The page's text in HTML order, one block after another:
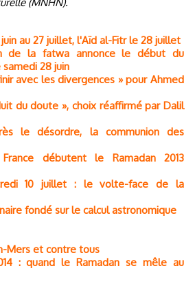
juin au 27 juillet, l'Aïd al-Fitr le 28 juillet
de la fatwa annonce le début du
samedi 28 juin
avec les divergences » pour Ahmed
du doute », choix réaffirmé par Dalil
le désordre, la communion des
débutent le Ramadan 2013
10 juillet : le volte-face de la
fondé sur le calcul astronomique
Mers et contre tous
: quand le Ramadan se mêle au